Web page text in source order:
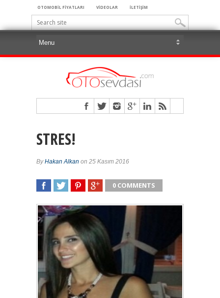
OTOMOBİL FİYATLARI VİDEOLAR İLETİŞİM
STRES!
ByHakan Alkan on 25 Kasım 2016
0 COMMENTS